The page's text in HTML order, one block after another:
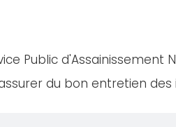
Public d'Assainissement
du bon entretien des